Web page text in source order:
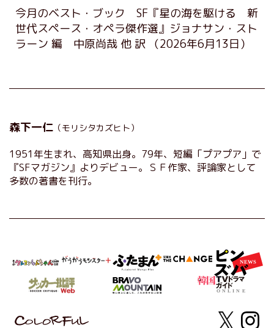
今月のベスト・ブック SF『星の海を駆ける 新
世代スペース・オペラ傑作選』ジョナサン・スト
ラーン 編 中原尚哉 他 訳
（2026年6月13日）
森下一仁 （モリシタカズヒト）
1951年生まれ、高知県出身。79年、短編「プアプア」で
『SFマガジン』よりデビュー。ＳＦ作家、評論家として
多数の著書を刊行。